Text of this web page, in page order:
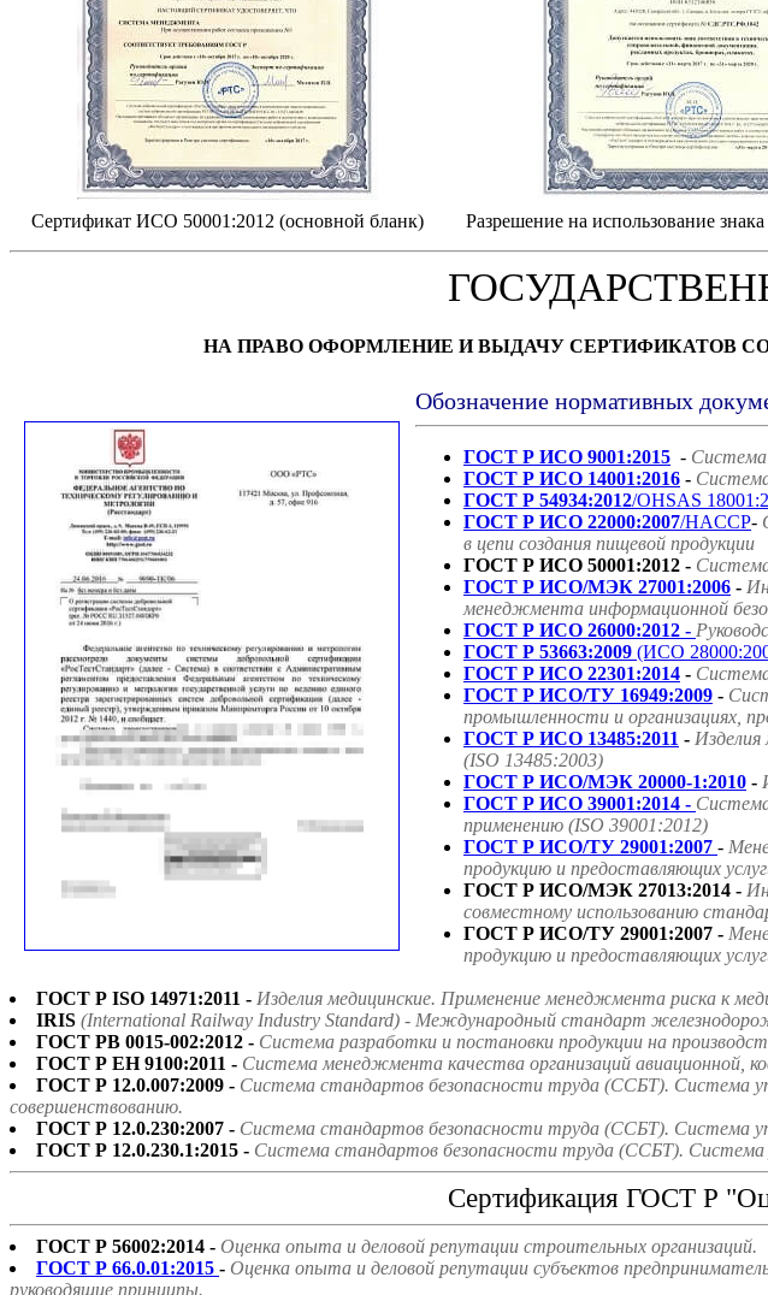
Сертификат ИСО 50001:2012 (основной бланк) Разрешение на использование
НА ПРАВО ОФОРМЛЕНИЕ И ВЫДАЧУ СЕРТИФИКАТОВ
Обозначение нормативных
ГОСТ Р ИСО 9001:2015 - Система
ГОСТ Р ИСО 14001:2016 -
ГОСТ Р 54934:2012/OHSAS
ГОСТ Р ИСО 22000:2007/HACCP-
в цепи создания пищевой продукции
ГОСТ Р ИСО 50001:2012 -
ГОСТ Р ИСО/МЭК 27001:2006 -
менеджмента информационной
ГОСТ Р ИСО 26000:2012 -
ГОСТ Р 53663:2009 (ИСО
ГОСТ Р ИСО 22301:2014 -
ГОСТ Р ИСО/ТУ 16949:2009 -
промышленности и организациях,
ГОСТ Р ИСО 13485:2011 -
(ISO 13485:2003)
ГОСТ Р ИСО/МЭК 20000-1:2010 -
ГОСТ Р ИСО 39001:2014 -
применению (ISO 39001:2012)
ГОСТ Р ИСО/ТУ 29001:2007 -
продукцию и предоставляющих
ГОСТ Р ИСО/МЭК 27013:2014 -
совместному использованию
ГОСТ Р ИСО/ТУ 29001:2007 -
продукцию и предоставляющих
ГОСТ Р ISO 14971:2011 - Изделия медицинские. Применение менеджмента риска к
IRIS (International Railway Industry Standard) - Международный стандарт
ГОСТ РВ 0015-002:2012 - Система разработки и постановки продукции на
ГОСТ Р ЕН 9100:2011 - Система менеджмента качества организаций авиационной,
ГОСТ Р 12.0.007:2009 - Система стандартов безопасности труда (ССБТ). Система
совершенствованию.
ГОСТ Р 12.0.230:2007 - Система стандартов безопасности труда (ССБТ). Система
ГОСТ Р 12.0.230.1:2015 - Система стандартов безопасности труда (ССБТ). Система
Сертификация ГОСТ Р
ГОСТ Р 56002:2014 - Оценка опыта и деловой репутации строительных организаций.
ГОСТ Р 66.0.01:2015 - Оценка опыта и деловой репутации субъектов
руководящие принципы.